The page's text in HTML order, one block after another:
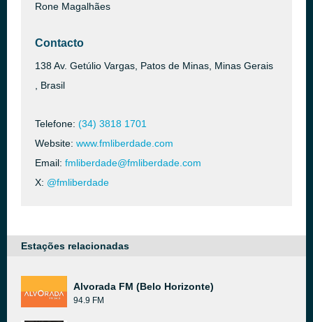
Rone Magalhães
Contacto
138 Av. Getúlio Vargas, Patos de Minas, Minas Gerais
, Brasil
Telefone: (34) 3818 1701
Website: www.fmliberdade.com
Email: fmliberdade@fmliberdade.com
X: @fmliberdade
Estações relacionadas
Alvorada FM (Belo Horizonte)
94.9 FM